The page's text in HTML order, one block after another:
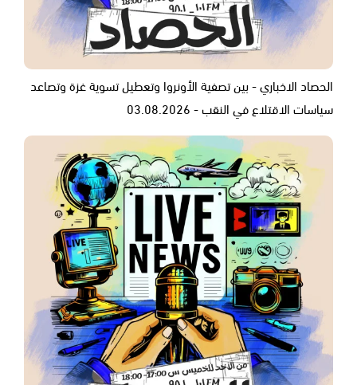
الحصاد الاخباري - بين تصفية الأونروا وتعطيل تسوية غزة وتصاعد
سياسات الاقتلاع في النقب - 03.08.2026